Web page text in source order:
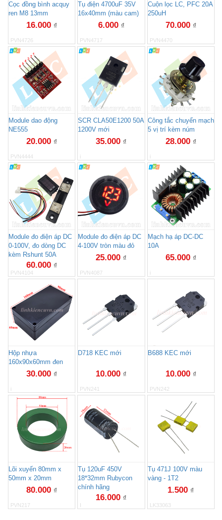
Cọc đồng bình acquy
ren M8 13mm
16.000 ₫
PVN4726
Tụ điện 4700uF 35V
16x40mm (màu cam)
6.000 ₫
PVN4717
Cuộn lọc LC, PFC 20A
250uH
70.000 ₫
PVN4470
Module dao động
NE555
20.000 ₫
PVN4444
SCR CLA50E1200 50A
1200V mới
35.000 ₫
i
Công tắc chuyển mạch
5 vị trí kèm núm
28.000 ₫
i
Module đo điện áp DC
0-100V, đo dòng DC
kèm Rshunt 50A
60.000 ₫
PVN4104
Module đo điện áp DC
4-100V tròn màu đỏ
25.000 ₫
PVN4087
Mạch hạ áp DC-DC
10A
65.000 ₫
i
Hộp nhựa
160x90x60mm đen
30.000 ₫
i
D718 KEC mới
10.000 ₫
PVN241
B688 KEC mới
10.000 ₫
PVN242
Lõi xuyến 80mm x
50mm x 20mm
80.000 ₫
PVN217
Tụ 120uF 450V
18*32mm Rubycon
chính hãng
16.000 ₫
I
Tụ 471J 100V màu
vàng - 1T2
1.500 ₫
LK33063